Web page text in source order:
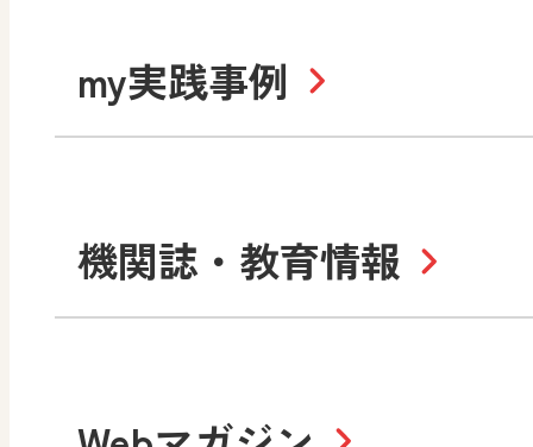
中学校
数学
美術
高等学校
令和6年度版小学校・
令和7年度版中学校 デジ
サポートサイト
令和3年度版中学校 デジ
教材サポートサイト
色彩入門
my実践事例
小学校
書写（国語） 社会
機関誌・教育情報